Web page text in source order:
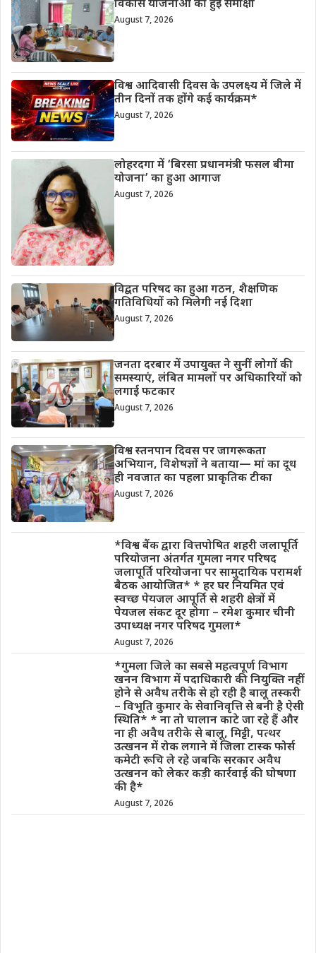
विकास योजनाओं की हुई समीक्षा
August 7, 2026
विश्व आदिवासी दिवस के उपलक्ष्य में जिले में
तीन दिनों तक होंगे कई कार्यक्रम*
August 7, 2026
लोहरदगा में ‘बिरसा प्रधानमंत्री फसल बीमा
योजना’ का हुआ आगाज
August 7, 2026
विद्वत परिषद का हुआ गठन, शैक्षणिक
गतिविधियों को मिलेगी नई दिशा
August 7, 2026
जनता दरबार में उपायुक्त ने सुनीं लोगों की
समस्याएं, लंबित मामलों पर अधिकारियों को
लगाई फटकार
August 7, 2026
विश्व स्तनपान दिवस पर जागरूकता
अभियान, विशेषज्ञों ने बताया— मां का दूध
ही नवजात का पहला प्राकृतिक टीका
August 7, 2026
*विश्व बैंक द्वारा वित्तपोषित शहरी जलापूर्ति
परियोजना अंतर्गत गुमला नगर परिषद
जलापूर्ति परियोजना पर सामुदायिक परामर्श
बैठक आयोजित* * हर घर नियमित एवं
स्वच्छ पेयजल आपूर्ति से शहरी क्षेत्रों में
पेयजल संकट दूर होगा – रमेश कुमार चीनी
उपाध्यक्ष नगर परिषद गुमला*
August 7, 2026
*गुमला जिले का सबसे महत्वपूर्ण विभाग
खनन विभाग में पदाधिकारी की नियुक्ति नहीं
होने से अवैध तरीके से हो रही है बालू तस्करी
– विभूति कुमार के सेवानिवृत्ति से बनी है ऐसी
स्थिति* * ना तो चालान काटे जा रहे हैं और
ना ही अवैध तरीके से बालू, मिट्टी, पत्थर
उत्खनन में रोक लगाने में जिला टास्क फोर्स
कमेटी रूचि ले रहे जबकि सरकार अवैध
उत्खनन को लेकर कड़ी कार्रवाई की घोषणा
की है*
August 7, 2026